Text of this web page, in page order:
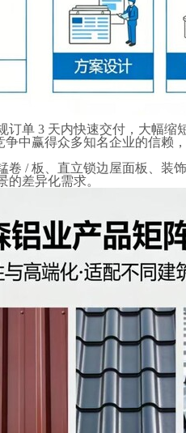
订单 3 天内快速交付，大幅缩
中赢得众多知名企业的信赖
卷 / 板、直立锁边屋面板、装
差异化需求。